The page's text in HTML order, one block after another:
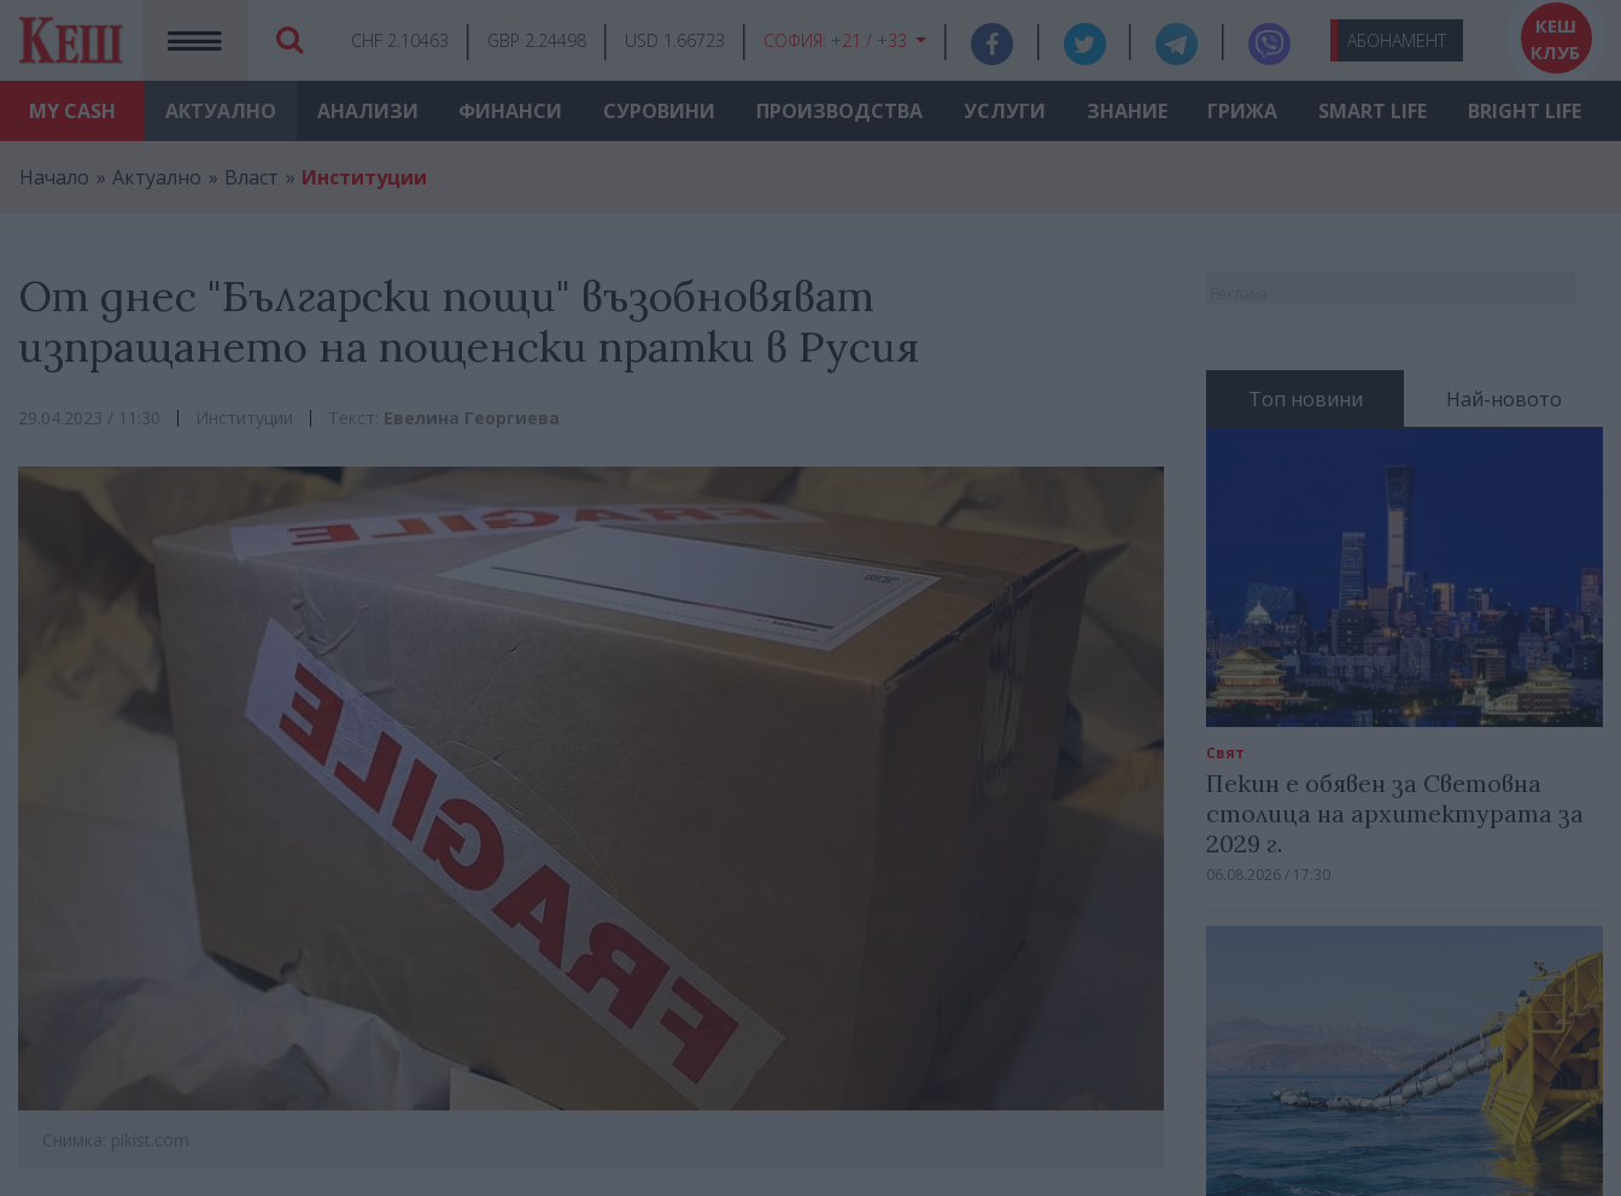
MY CASH
CHF 2.10463 GBP 2.24498 USD 1.66723 СОФИЯ: +21 / +33 АБОНАМЕНТ
КЕШ
КЛУБ
АКТУАЛНО АНАЛИЗИ ФИНАНСИ СУРОВИНИ ПРОИЗВОДСТВА УСЛУГИ ЗНАНИЕ ГРИЖА SMART LIFE BRIGHT LIFE
Начало Актуално Власт Институции
От днес "Български пощи" възобновяват
изпращането на пощенски пратки в Русия
29.04.2023 / 11:30 Институции Текст: Евелина Георгиева
Снимка: pikist.com
Топ новини Най-новото
Свят
Пекин е обявен за Световна
столица на архитектурата за
2029 г.
06.08.2026 / 17:30